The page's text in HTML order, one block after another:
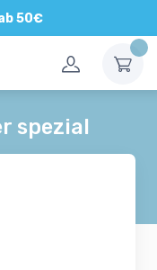
50€
spezial